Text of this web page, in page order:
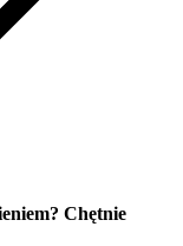
Chętnie